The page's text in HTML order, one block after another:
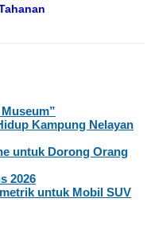
Kampung Nelayan
untuk Dorong Orang
2026
untuk Mobil SUV